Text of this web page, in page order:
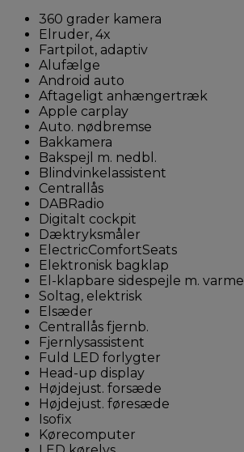
360 grader kamera
Elruder, 4x
Fartpilot, adaptiv
Alufælge
Android auto
Aftageligt anhængertræk
Apple carplay
Auto. nødbremse
Bakkamera
Bakspejl m. nedbl.
Blindvinkelassistent
Centrallås
DABRadio
Digitalt cockpit
Dæktryksmåler
ElectricComfortSeats
Elektronisk bagklap
El-klapbare sidespejle m. varme
Soltag, elektrisk
Elsæder
Centrallås fjernb.
Fjernlysassistent
Fuld LED forlygter
Head-up display
Højdejust. forsæde
Højdejust. føresæde
Isofix
Kørecomputer